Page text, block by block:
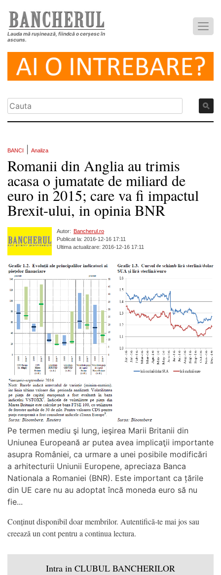
Lauda mă rușinează, fiindcă o cerșesc în
ascuns.
BANCI Analiza
Romanii din Anglia au trimis
acasa o jumatate de miliard de
euro in 2015; care va fi impactul
Brexit-ului, in opinia BNR
Autor: Bancherul.ro
Publicat la: 2016-12-16 17:11
Ultima actualizare: 2016-12-16 17:11
Pe termen mediu şi lung, ieşirea Marii Britanii din
Uniunea Europeană ar putea avea implicaţii importante
asupra României, ca urmare a unei posibile modificări
a arhitecturii Uniunii Europene, apreciaza Banca
Nationala a Romaniei (BNR). Este important ca țările
din UE care nu au adoptat încă moneda euro să nu
fie...
Conținut disponibil doar membrilor. Autentifică-te mai jos sau
creează un cont pentru a continua lectura.
Intra in CLUBUL BANCHERILOR